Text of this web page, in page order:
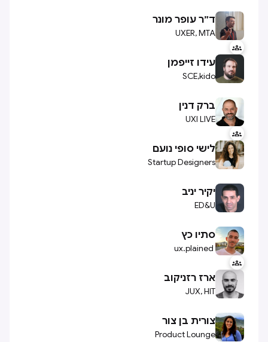

ד״ר עופר מונר
UXER, MTA
עידו זייפמן
SCE,kido

ברק דנין
UXI LIVE
לישי סופי נועם
Startup Designers
יקיר יניב
ED&U

סתיו כץ
ארז רזניקוב
JUX, HIT
צורית בן צור
Product Lounge